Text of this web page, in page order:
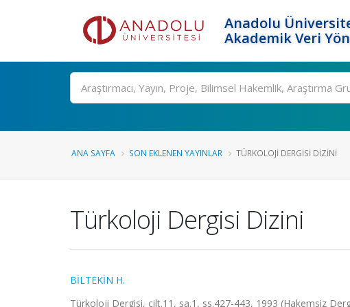
Anadolu
Akademik Veri
Ara
ANA SAYFA SON EKLENEN YAYINLAR TÜRKOLOJI DERGISI DIZINI
Türkoloji Dergisi Dizini
BİLTEKİN H.
Türkoloji Dergisi, cilt.11, sa.1, ss.427-443, 1993 (Hakemsiz